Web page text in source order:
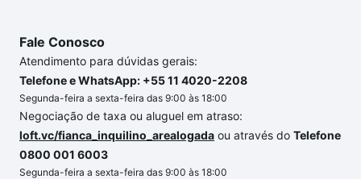
Fale Conosco
Atendimento para dúvidas gerais:
Telefone e WhatsApp: +55 11 4020-2208
Segunda-feira a sexta-feira das 9:00 às 18:00
Negociação de taxa ou aluguel em atraso:
loft.vc/fianca_inquilino_arealogada ou através do Telefone
0800 001 6003
Segunda-feira a sexta-feira das 9:00 às 18:00